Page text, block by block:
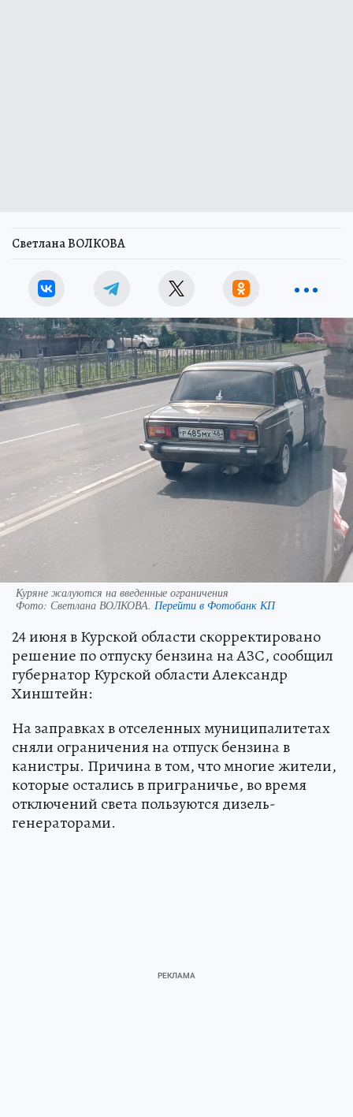
Светлана ВОЛКОВА
Куряне жалуются на введенные ограничения
Фото: Светлана ВОЛКОВА. Перейти в Фотобанк КП
24 июня в Курской области скорректировано
решение по отпуску бензина на АЗС, сообщил
губернатор Курской области Александр
Хинштейн:
На заправках в отселенных муниципалитетах
сняли ограничения на отпуск бензина в
канистры. Причина в том, что многие жители,
которые остались в приграничье, во время
отключений света пользуются дизель-
генераторами.